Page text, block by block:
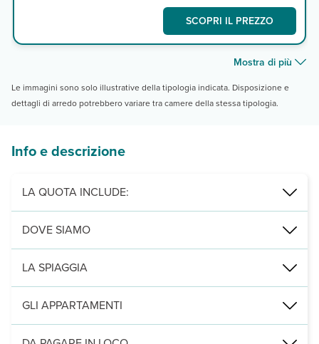
SCOPRI IL PREZZO
Mostra di più
Le immagini sono solo illustrative della tipologia indicata. Disposizione e
dettagli di arredo potrebbero variare tra camere della stessa tipologia.
Info e descrizione
LA QUOTA INCLUDE:
consumo di acqua e gas, la pulizia finale e un cambio biancheria
DOVE SIAMO
a 3 km dal centro da Marina di Modica, 21 km da Modica, 120 km
LA SPIAGGIA
a circa 200 m una bassa scogliera che digrada con dolcezza e
GLI APPARTAMENTI
diversi tra loro, sono tutti dotati di ingresso indipendente e un